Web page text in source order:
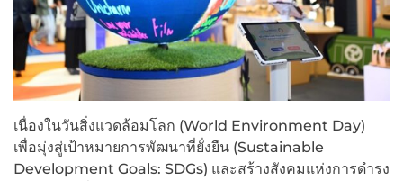
เนื่องในวันสิ่งแวดล้อมโลก (World Environment Day)
เพื่อมุ่งสู่เป้าหมายการพัฒนาที่ยั่งยืน (Sustainable
Development Goals: SDGs) และสร้างสังคมแห่งการดำรง